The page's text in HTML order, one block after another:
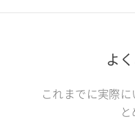
よ
これまでに実際
と